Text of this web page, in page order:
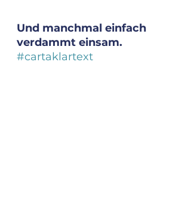
Und manchmal einfach
verdammt einsam.
#cartaklartext